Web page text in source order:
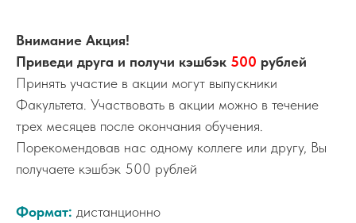
Внимание Акция!
Приведи друга и получи кэшбэк 500 рублей
Принять участие в акции могут выпускники
Факультета. Участвовать в акции можно в течение
трех месяцев после окончания обучения.
Порекомендовав нас одному коллеге или другу, Вы
получаете кэшбэк 500 рублей
Формат: дистанционно